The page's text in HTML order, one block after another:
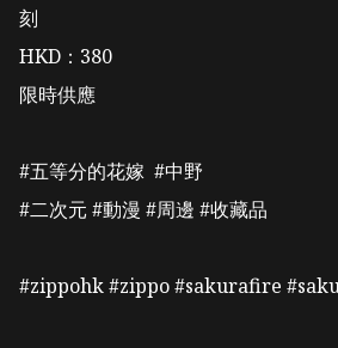
刻
HKD：380
限時供應
#五等分的花嫁  #中野
#二次元 #動漫 #周邊 #收藏品
#zippohk #zippo #sakurafire